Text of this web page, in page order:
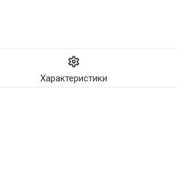
Характеристики